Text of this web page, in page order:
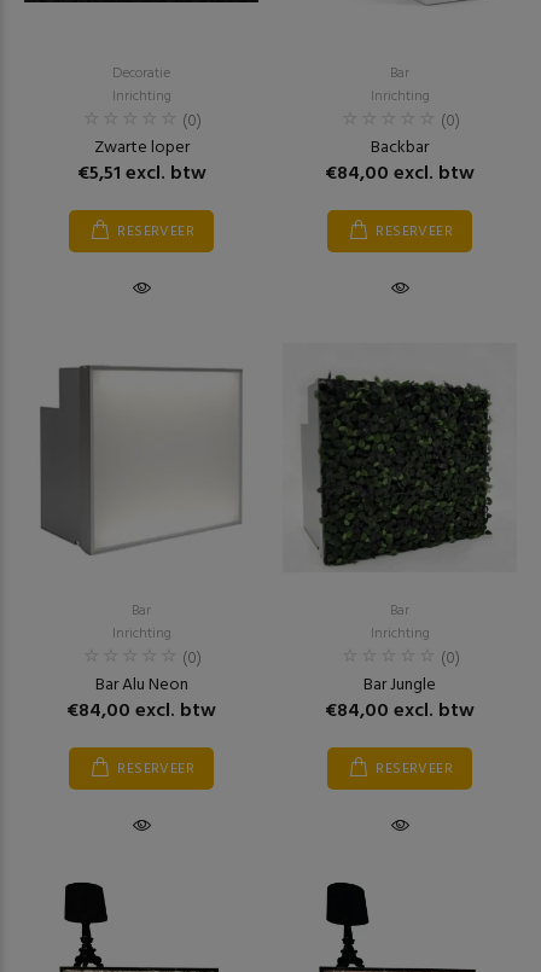
Decoratie
Inrichting
(0)
Zwarte loper
€5,51 excl. btw
RESERVEER
Bar
Inrichting
(0)
Backbar
€84,00 excl. btw
RESERVEER
Bar
Inrichting
(0)
Bar Alu Neon
€84,00 excl. btw
RESERVEER
Bar
Inrichting
(0)
Bar Jungle
€84,00 excl. btw
RESERVEER